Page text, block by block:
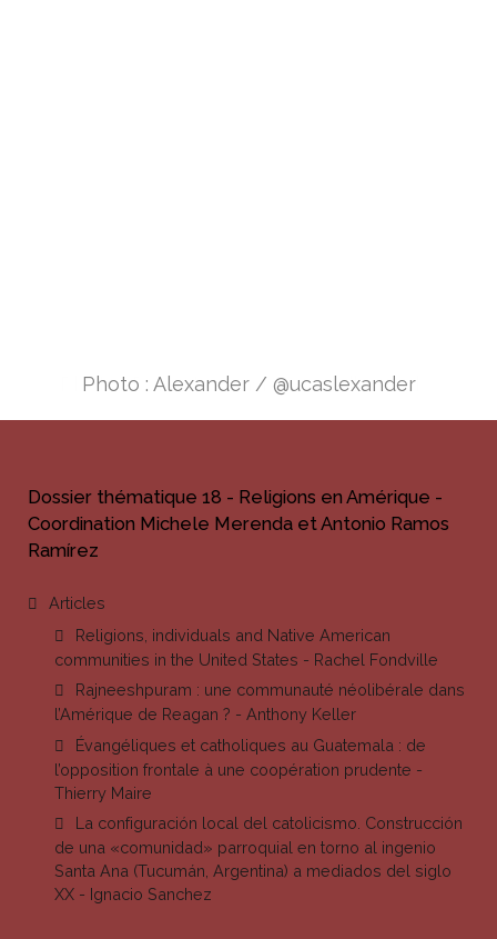
Photo : Alexander / @ucaslexander
Dossier thématique 18 - Religions en Amérique -
Coordination Michele Merenda et Antonio Ramos
Ramírez
Articles
Religions, individuals and Native American
communities in the United States - Rachel Fondville
Rajneeshpuram : une communauté néolibérale dans
l’Amérique de Reagan ? - Anthony Keller
Évangéliques et catholiques au Guatemala : de
l’opposition frontale à une coopération prudente -
Thierry Maire
La configuración local del catolicismo. Construcción
de una «comunidad» parroquial en torno al ingenio
Santa Ana (Tucumán, Argentina) a mediados del siglo
XX - Ignacio Sanchez